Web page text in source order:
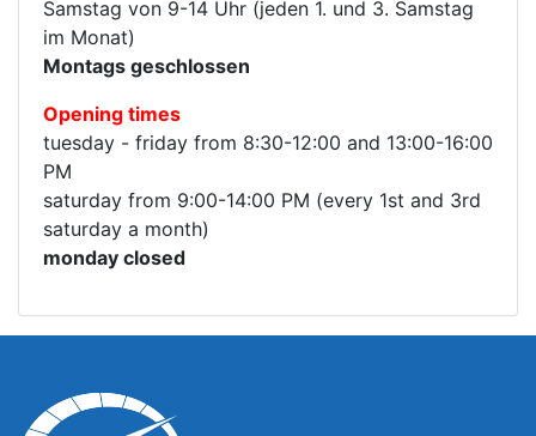
Samstag von 9-14 Uhr (jeden 1. und 3. Samstag
im Monat)
Montags geschlossen
Opening times
tuesday - friday from 8:30-12:00 and 13:00-16:00
PM
saturday from 9:00-14:00 PM (every 1st and 3rd
saturday a month)
monday closed